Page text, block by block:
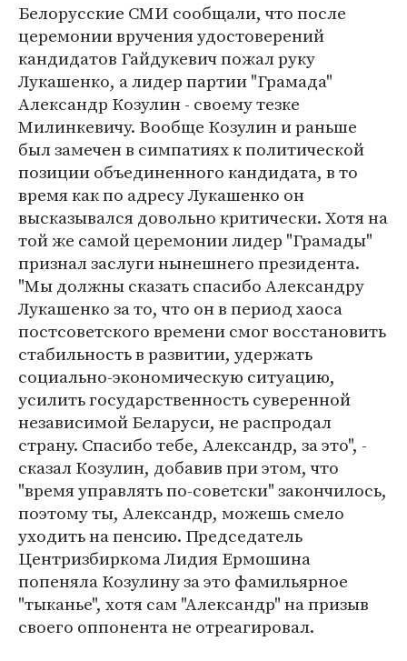
Белорусские СМИ сообщали, что после
церемонии вручения удостоверений
кандидатов Гайдукевич пожал руку
Лукашенко, а лидер партии "Грамада"
Александр Козулин - своему тезке
Милинкевичу. Вообще Козулин и раньше
был замечен в симпатиях к политической
позиции объединенного кандидата, в то
время как по адресу Лукашенко он
высказывался довольно критически. Хотя на
той же самой церемонии лидер "Грамады"
признал заслуги нынешнего президента.
"Мы должны сказать спасибо Александру
Лукашенко за то, что он в период хаоса
постсоветского времени смог восстановить
стабильность в развитии, удержать
социально-экономическую ситуацию,
усилить государственность суверенной
независимой Беларуси, не распродал
страну. Спасибо тебе, Александр, за это", -
сказал Козулин, добавив при этом, что
"время управлять по-советски" закончилось,
поэтому ты, Александр, можешь смело
уходить на пенсию. Председатель
Центризбиркома Лидия Ермошина
попеняла Козулину за это фамильярное
"тыканье", хотя сам "Александр" на призыв
своего оппонента не отреагировал.